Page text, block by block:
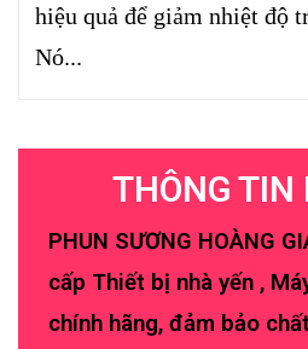
hiệu quả để giảm nhiệt độ
Nó...
THÔNG TIN
PHUN SƯƠNG HOÀNG
cấp Thiết bị nhà yến ,
chính hãng, đảm bảo